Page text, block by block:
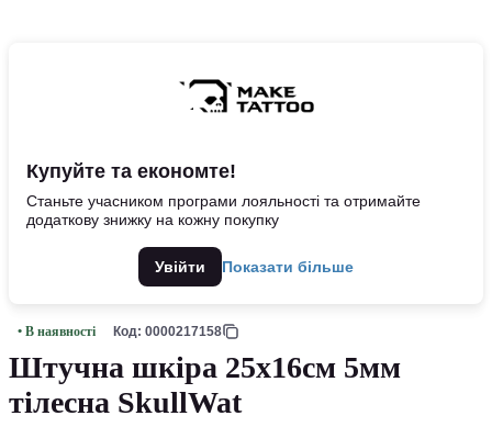
Купуйте та економте!
Станьте учасником програми лояльності та отримайте
додаткову знижку на кожну покупку
Увійти Показати більше
• В наявності Код: 0000217158
Штучна шкіра 25х16см 5мм
тілесна SkullWat